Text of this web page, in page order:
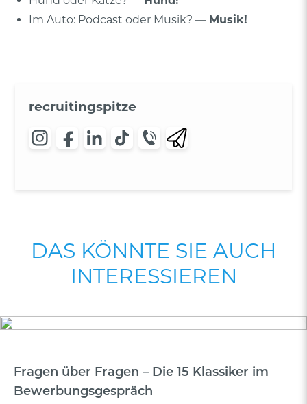
Im Auto: Podcast oder Musik? — Musik!
recruitingspitze
DAS KÖNNTE SIE AUCH
INTERESSIEREN
Fragen über Fragen – Die 15 Klassiker im
Bewerbungsgespräch